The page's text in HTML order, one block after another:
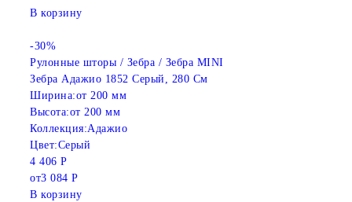
В корзину
-30%
Рулонные шторы / Зебра / Зебра MINI
Зебра Адажио 1852 Серый, 280 См
Ширина:от 200 мм
Высота:от 200 мм
Коллекция:Адажио
Цвет:Серый
4 406 Р
от3 084 Р
В корзину